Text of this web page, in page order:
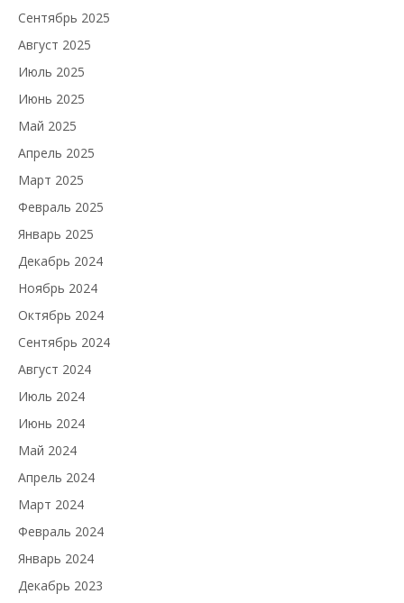
Сентябрь 2025
Август 2025
Июль 2025
Июнь 2025
Май 2025
Апрель 2025
Март 2025
Февраль 2025
Январь 2025
Декабрь 2024
Ноябрь 2024
Октябрь 2024
Сентябрь 2024
Август 2024
Июль 2024
Июнь 2024
Май 2024
Апрель 2024
Март 2024
Февраль 2024
Январь 2024
Декабрь 2023